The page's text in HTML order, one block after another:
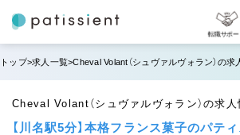
転職サポー
トップ 求人一覧 Cheval Volant（シュヴァルヴォラン）の求
Cheval Volant（シュヴァルヴォラン）の求人
【川名駅5分】本格フランス菓子のパテ